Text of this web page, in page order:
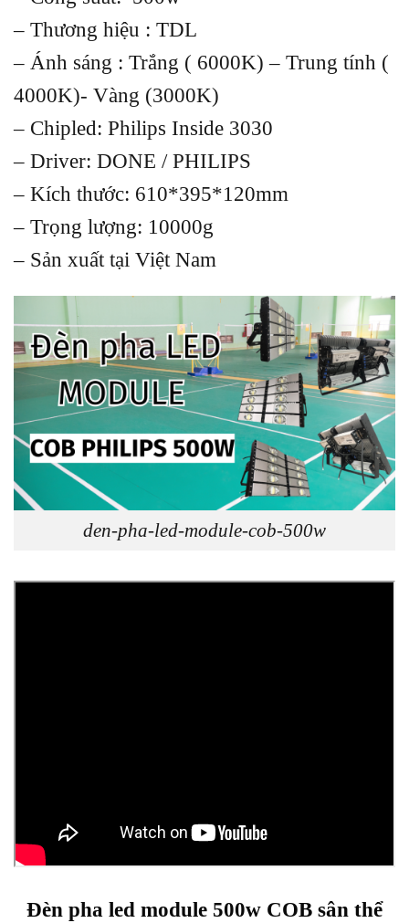
– Thương hiệu : TDL
– Ánh sáng : Trắng ( 6000K) – Trung tính (
4000K)- Vàng (3000K)
– Chipled: Philips Inside 3030
– Driver: DONE / PHILIPS
– Kích thước: 610*395*120mm
– Trọng lượng: 10000g
– Sản xuất tại Việt Nam
den-pha-led-module-cob-500w
Đèn pha led module 500w COB sân thể